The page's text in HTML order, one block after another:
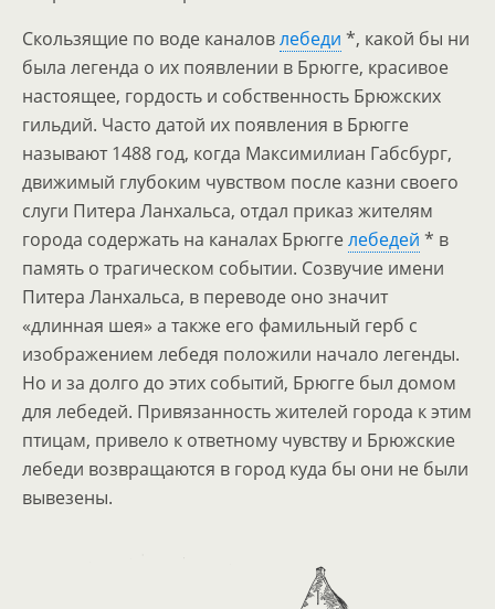
Скользящие по воде каналовлебеди *, какой бы ни
была легенда о их появлении в Брюгге, красивое
настоящее, гордость и собственность Брюжских
гильдий. Часто датой их появления в Брюгге
называют 1488 год, когда Максимилиан Габсбург,
движимый глубоким чувством после казни своего
слуги Питера Ланхальса, отдал приказ жителям
города содержать на каналах Брюггелебедей * в
память о трагическом событии. Созвучие имени
Питера Ланхальса, в переводе оно значит
«длинная шея» а также его фамильный герб с
изображением лебедя положили начало легенды.
Но и за долго до этих событий, Брюгге был домом
для лебедей. Привязанность жителей города к этим
птицам, привело к ответному чувству и Брюжские
лебеди возвращаются в город куда бы они не были
вывезены.